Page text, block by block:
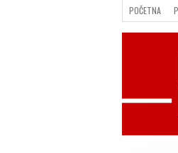
POČETNA
FILMING